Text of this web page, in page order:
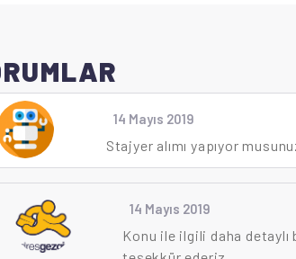
14 Mayıs 2019
Stajyer alımı yapıyor
14 Mayıs 2019
Konu ile ilgili daha